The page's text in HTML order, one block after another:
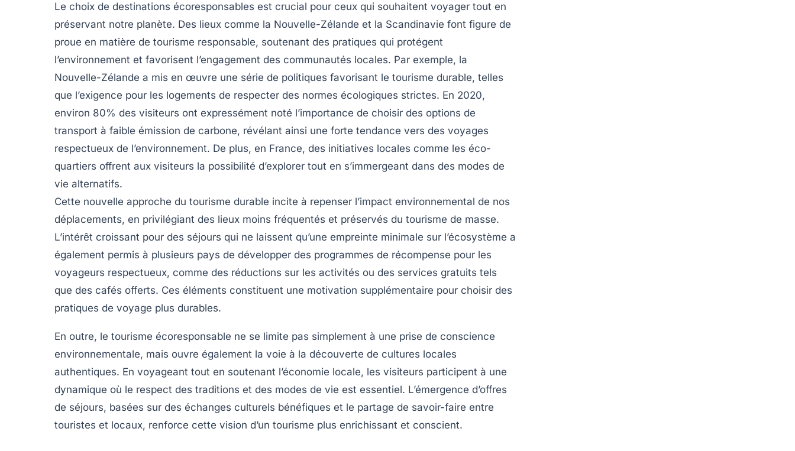
Le choix de destinations écoresponsables est crucial pour ceux qui souhaitent voyager tout en
préservant notre planète. Des lieux comme la Nouvelle-Zélande et la Scandinavie font figure de
proue en matière de tourisme responsable, soutenant des pratiques qui protégent
l’environnement et favorisent l’engagement des communautés locales. Par exemple, la
Nouvelle-Zélande a mis en œuvre une série de politiques favorisant le tourisme durable, telles
que l’exigence pour les logements de respecter des normes écologiques strictes. En 2020,
environ 80% des visiteurs ont expressément noté l’importance de choisir des options de
transport à faible émission de carbone, révélant ainsi une forte tendance vers des voyages
respectueux de l’environnement. De plus, en France, des initiatives locales comme les éco-
quartiers offrent aux visiteurs la possibilité d’explorer tout en s’immergeant dans des modes de
vie alternatifs.
Cette nouvelle approche du tourisme durable incite à repenser l’impact environnemental de nos
déplacements, en privilégiant des lieux moins fréquentés et préservés du tourisme de masse.
L’intérêt croissant pour des séjours qui ne laissent qu’une empreinte minimale sur l’écosystème a
également permis à plusieurs pays de développer des programmes de récompense pour les
voyageurs respectueux, comme des réductions sur les activités ou des services gratuits tels
que des cafés offerts. Ces éléments constituent une motivation supplémentaire pour choisir des
pratiques de voyage plus durables.
En outre, le tourisme écoresponsable ne se limite pas simplement à une prise de conscience
environnementale, mais ouvre également la voie à la découverte de cultures locales
authentiques. En voyageant tout en soutenant l’économie locale, les visiteurs participent à une
dynamique où le respect des traditions et des modes de vie est essentiel. L’émergence d’offres
de séjours, basées sur des échanges culturels bénéfiques et le partage de savoir-faire entre
touristes et locaux, renforce cette vision d’un tourisme plus enrichissant et conscient.